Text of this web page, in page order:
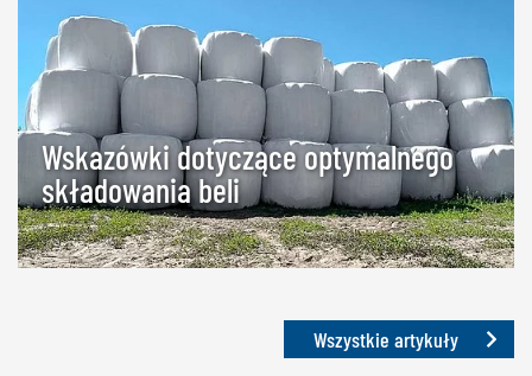
Wskazówki dotyczące optymalnego
składowania beli
Wszystkie artykuły